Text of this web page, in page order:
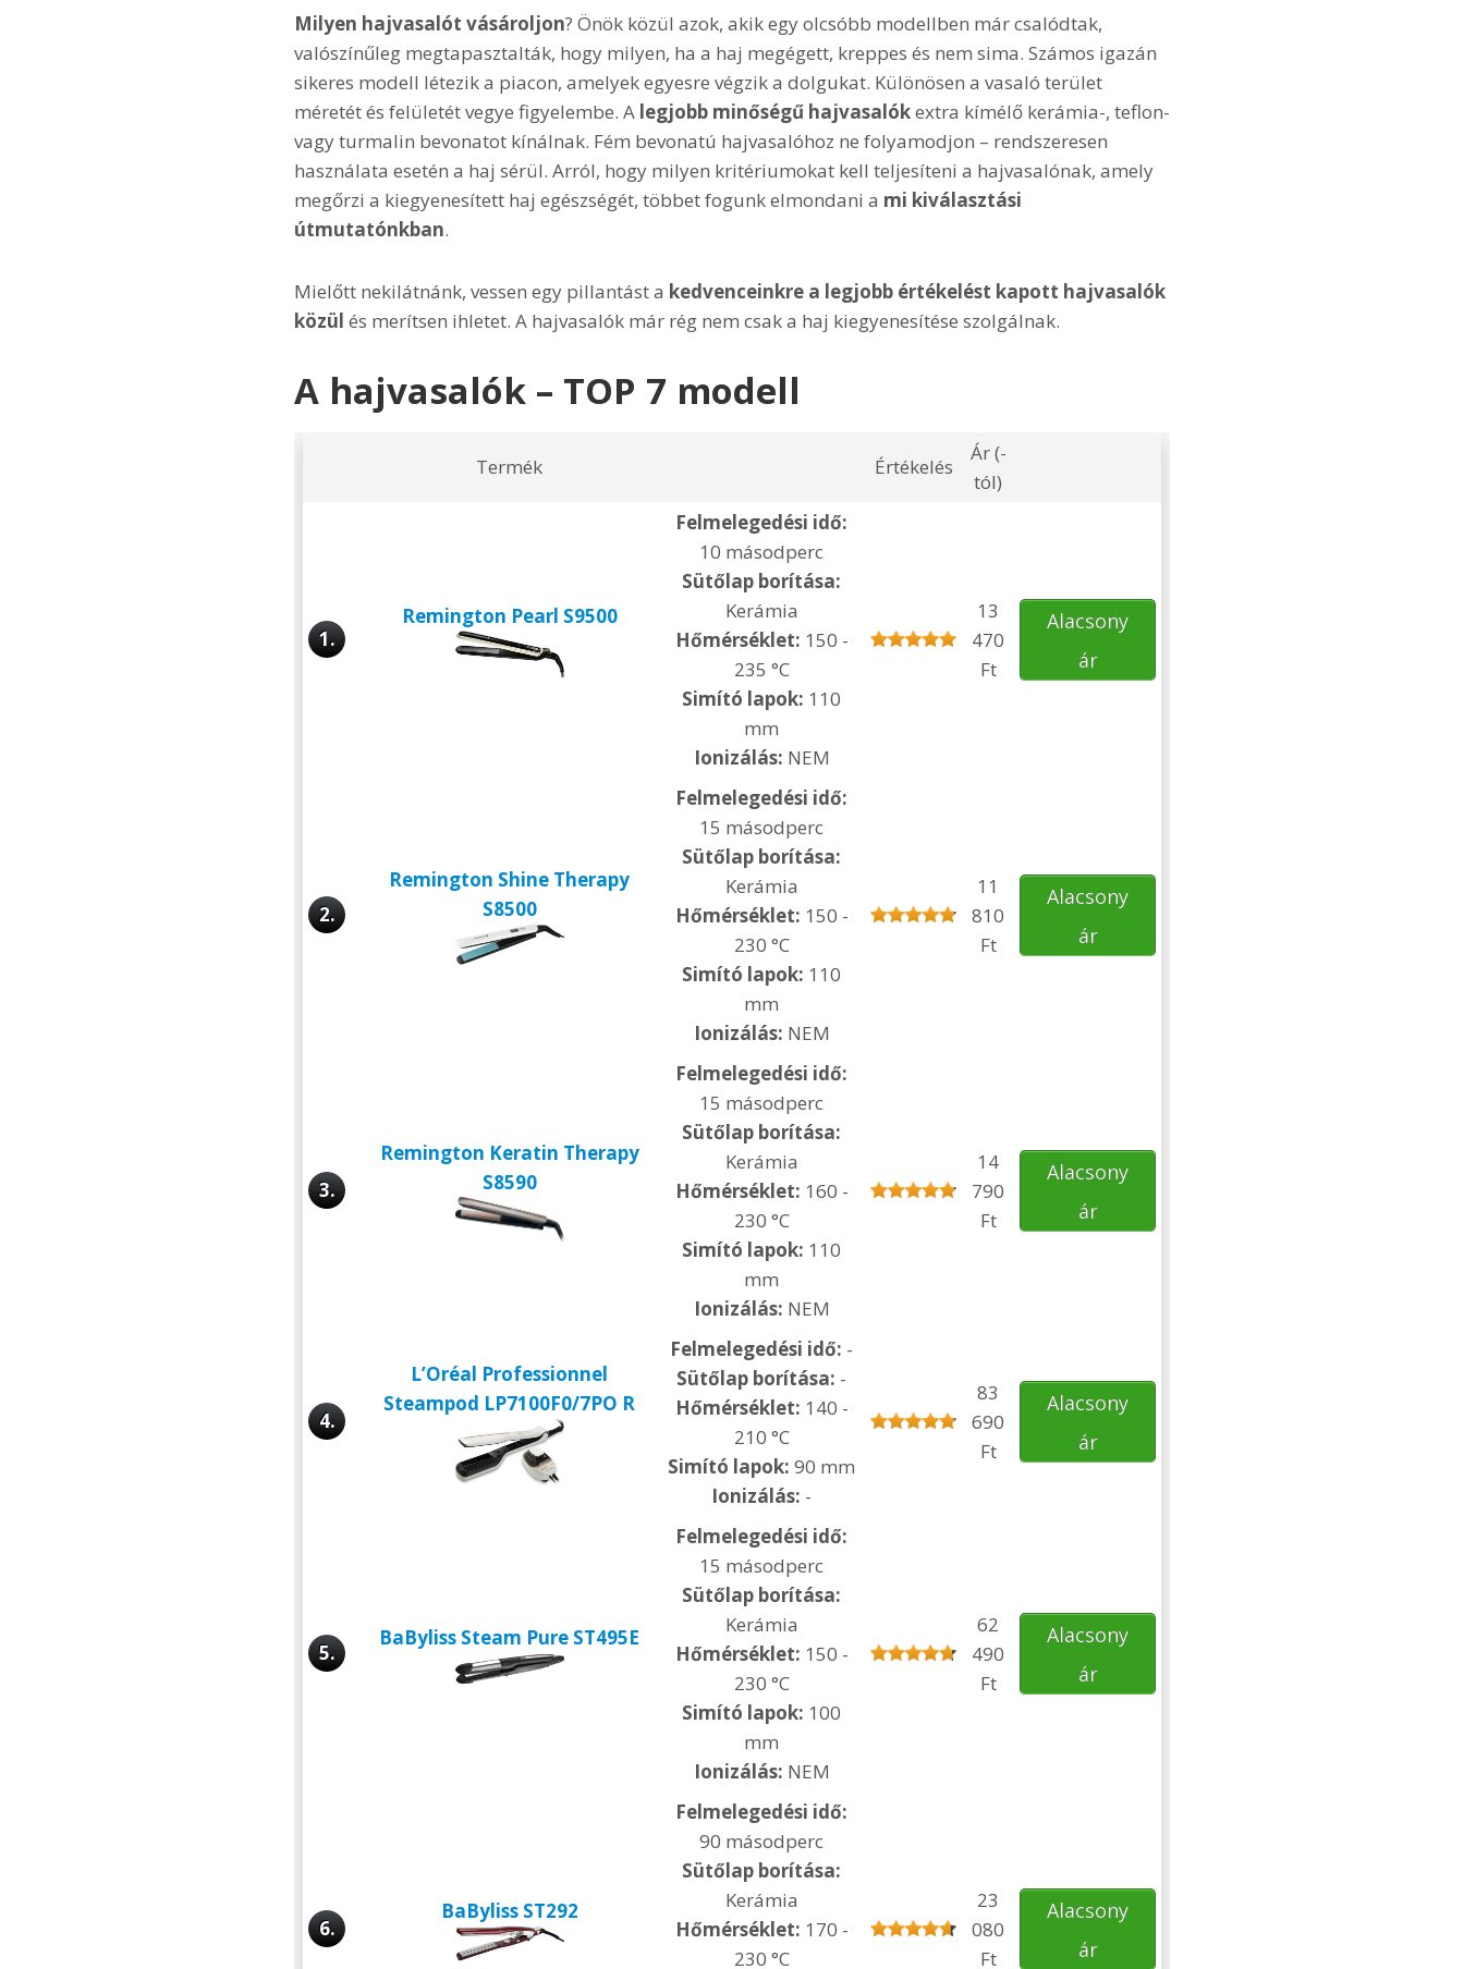
Milyen hajvasalót vásároljon? Önök közül azok, akik egy olcsóbb modellben már csalódtak,
valószínűleg megtapasztalták, hogy milyen, ha a haj megégett, kreppes és nem sima. Számos igazán
sikeres modell létezik a piacon, amelyek egyesre végzik a dolgukat. Különösen a vasaló terület
méretét és felületét vegye figyelembe. A legjobb minőségű hajvasalókextra kímélő kerámia-, teflon-
vagy turmalin bevonatot kínálnak. Fém bevonatú hajvasalóhoz ne folyamodjon – rendszeresen
használata esetén a haj sérül. Arról, hogy milyen kritériumokat kell teljesíteni a hajvasalónak, amely
megőrzi a kiegyenesített haj egészségét, többet fogunk elmondani a mi kiválasztási
útmutatónkban.
Mielőtt nekilátnánk, vessen egy pillantást a kedvenceinkre a legjobb értékelést kapott hajvasalók
közül és merítsen ihletet. A hajvasalók már rég nem csak a haj kiegyenesítése szolgálnak.
A hajvasalók – TOP 7 modell
Termék Értékelés
Ár (-
tól)
1.
Remington Pearl S9500
Felmelegedési idő:
10 másodperc
Sütőlap borítása:
Kerámia
Hőmérséklet: 150 -
235 °C
Simító lapok: 110
mm
Ionizálás: NEM
13
470
Ft
Alacsony
ár
2.
Remington Shine Therapy
S8500
Felmelegedési idő:
15 másodperc
Sütőlap borítása:
Kerámia
Hőmérséklet: 150 -
230 °C
Simító lapok: 110
mm
Ionizálás: NEM
11
810
Ft
Alacsony
ár
3.
Remington Keratin Therapy
S8590
Felmelegedési idő:
15 másodperc
Sütőlap borítása:
Kerámia
Hőmérséklet: 160 -
230 °C
Simító lapok: 110
mm
Ionizálás: NEM
14
790
Ft
Alacsony
ár
4.
L’Oréal Professionnel
Steampod LP7100F0/7PO R
Felmelegedési idő: -
Sütőlap borítása: -
Hőmérséklet: 140 -
210 °C
Simító lapok: 90 mm
Ionizálás: -
83
690
Ft
Alacsony
ár
5.
BaByliss Steam Pure ST495E
Felmelegedési idő:
15 másodperc
Sütőlap borítása:
Kerámia
Hőmérséklet: 150 -
230 °C
Simító lapok: 100
mm
Ionizálás: NEM
62
490
Ft
Alacsony
ár
6.
BaByliss ST292
Felmelegedési idő:
90 másodperc
Sütőlap borítása:
Kerámia
Hőmérséklet: 170 -
230 °C
23
080
Ft
Alacsony
ár